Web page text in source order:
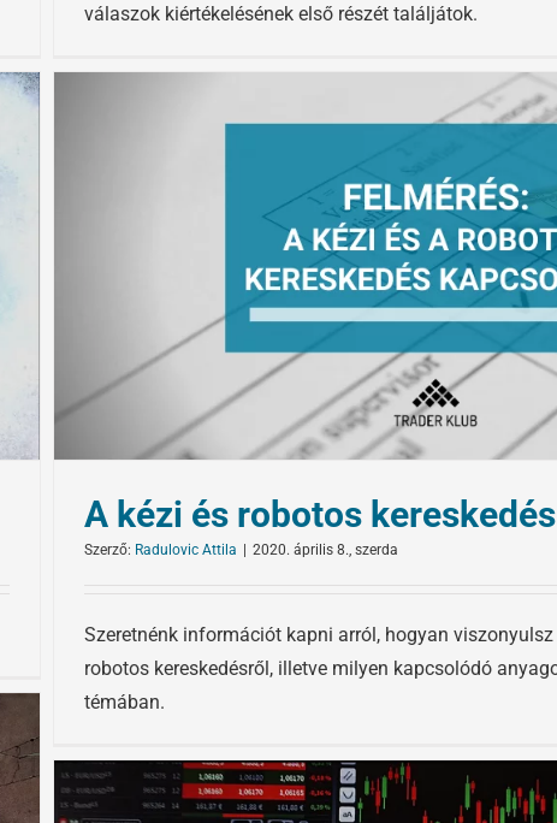
válaszok kiértékelésének első részét találjátok.
A kézi és robotos
Szerző: Radulovic Attila | 2020. április 8., szerda
Szeretnénk információt kapni arról, hogyan
robotos kereskedésről, illetve milyen kapcsolódó
témában.